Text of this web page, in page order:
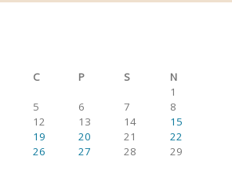
C P S
N
1
5 6 7
8
12 13 14
15
19 20 21
22
26 27 28
29